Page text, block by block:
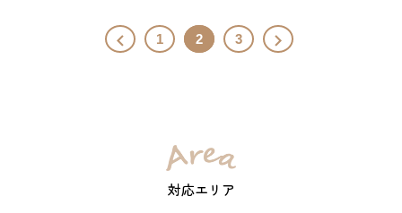
. 1 2 3 .
対応エリア